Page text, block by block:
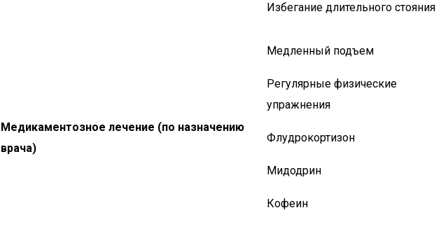
Избегание длительного стояния
Медленный подъем
Регулярные физические
упражнения
Медикаментозное лечение (по назначению
врача)
Флудрокортизон
Мидодрин
Кофеин